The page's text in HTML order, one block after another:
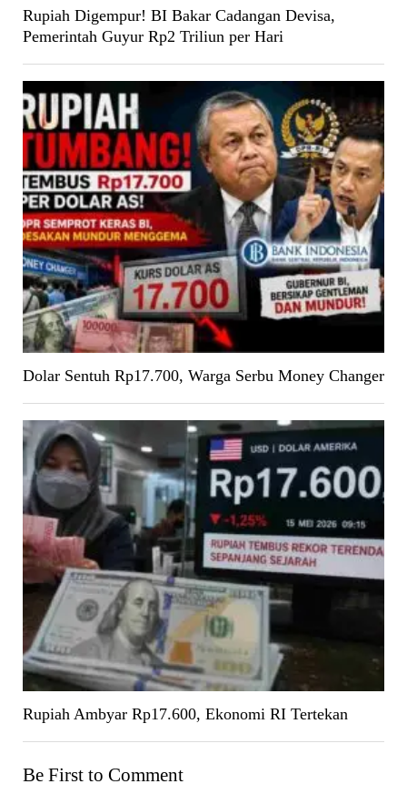
Rupiah Digempur! BI Bakar Cadangan Devisa,
Pemerintah Guyur Rp2 Triliun per Hari
Dolar Sentuh Rp17.700, Warga Serbu Money Changer
Rupiah Ambyar Rp17.600, Ekonomi RI Tertekan
Be First to Comment